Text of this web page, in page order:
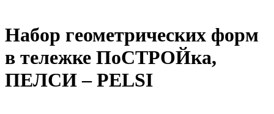
Набор геометрических форм
в тележке ПоСТРОЙка,
ПЕЛСИ – PELSI